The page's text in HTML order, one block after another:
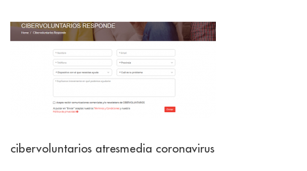
cibervoluntarios atresmedia coronavirus